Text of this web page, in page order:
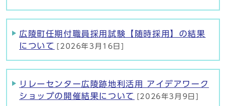
広陵町任期付職員採用試験【随時採用】の結果
について
[2026年3月16日]
リレーセンター広陵跡地利活用 アイデアワーク
ショップの開催結果について
[2026年3月9日]